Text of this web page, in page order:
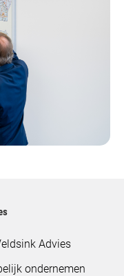
Advies
ondernemen